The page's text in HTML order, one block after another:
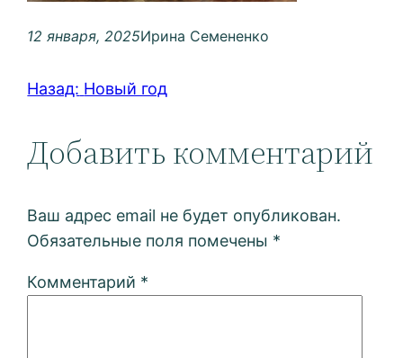
12 января, 2025Ирина Семененко
Назад: Новый год
Добавить комментарий
Ваш адрес email не будет опубликован.
Обязательные поля помечены *
Комментарий *